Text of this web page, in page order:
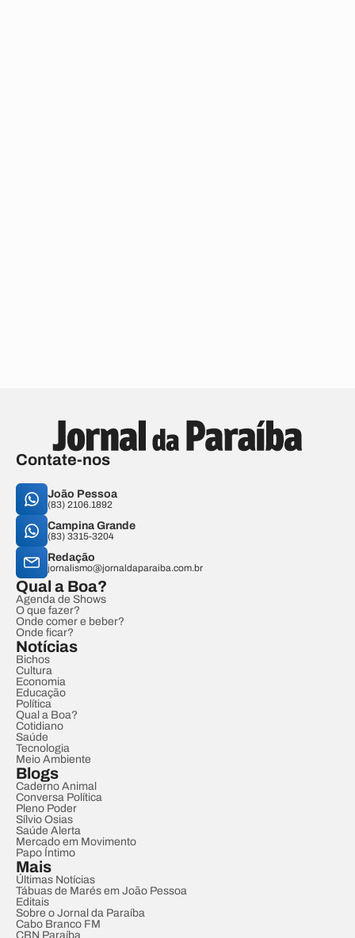
Contate-nos
João Pessoa
(83) 2106.1892
Campina Grande
(83) 3315-3204
Redação
jornalismo@jornaldaparaiba.com.br
Qual a Boa?
Agenda de Shows
O que fazer?
Onde comer e beber?
Onde ficar?
Notícias
Bichos
Cultura
Economia
Educação
Política
Qual a Boa?
Cotidiano
Saúde
Tecnologia
Meio Ambiente
Blogs
Caderno Animal
Conversa Política
Pleno Poder
Sílvio Osias
Saúde Alerta
Mercado em Movimento
Papo Íntimo
Mais
Últimas Notícias
Tábuas de Marés em João Pessoa
Editais
Sobre o Jornal da Paraíba
Cabo Branco FM
CBN Paraíba